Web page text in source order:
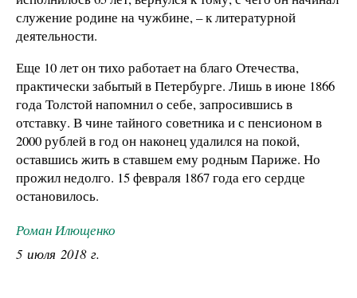
служение родине на чужбине, – к литературной
деятельности.
Еще 10 лет он тихо работает на благо Отечества,
практически забытый в Петербурге. Лишь в июне 1866
года Толстой напомнил о себе, запросившись в
отставку. В чине тайного советника и с пенсионом в
2000 рублей в год он наконец удалился на покой,
оставшись жить в ставшем ему родным Париже. Но
прожил недолго. 15 февраля 1867 года его сердце
остановилось.
Роман Илющенко
5 июля 2018 г.